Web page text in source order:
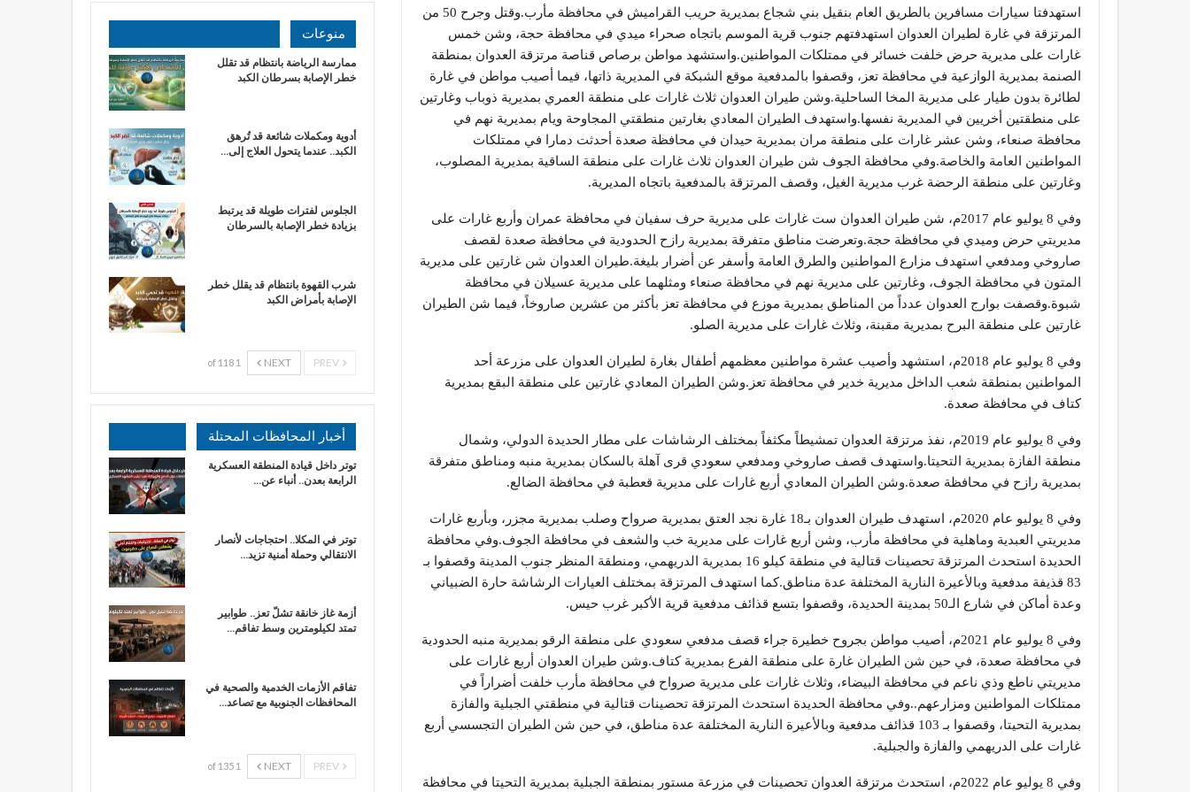
استهدفتا سيارات مسافرين بالطريق العام بنقيل بني شجاع بمديرية حريب القراميش في محافظة مأرب.وقتل وجرح 50 من
المرتزقة في غارة لطيران العدوان استهدفتهم جنوب قرية الموسم باتجاه صحراء ميدي في محافظة حجة، وشن خمس
غارات على مديرية حرض خلفت خسائر في ممتلكات المواطنين.واستشهد مواطن برصاص قناصة مرتزقة العدوان بمنطقة
الصنمة بمديرية الوازعية في محافظة تعز، وقصفوا بالمدفعية موقع الشبكة في المديرية ذاتها، فيما أصيب مواطن في غارة
لطائرة بدون طيار على مديرية المخا الساحلية.وشن طيران العدوان ثلاث غارات على منطقة العمري بمديرية ذوباب وغارتين
على منطقتين أخريين في المديرية نفسها.واستهدف الطيران المعادي بغارتين منطقتي المجاوحة ويام بمديرية نهم في
محافظة صنعاء، وشن عشر غارات على منطقة مران بمديرية حيدان في محافظة صعدة أحدثت دمارا في ممتلكات
المواطنين العامة والخاصة.وفي محافظة الجوف شن طيران العدوان ثلاث غارات على منطقة الساقية بمديرية المصلوب،
وغارتين على منطقة الرحضة غرب مديرية الغيل، وقصف المرتزقة بالمدفعية باتجاه المديرية.
وفي 8 يوليو عام 2017م، شن طيران العدوان ست غارات على مديرية حرف سفيان في محافظة عمران وأربع غارات على
مديريتي حرض وميدي في محافظة حجة.وتعرضت مناطق متفرقة بمديرية رازح الحدودية في محافظة صعدة لقصف
صاروخي ومدفعي استهدف مزارع المواطنين والطرق العامة وأسفر عن أضرار بليغة.طيران العدوان شن غارتين على مديرية
المتون في محافظة الجوف، وغارتين على مديرية نهم في محافظة صنعاء ومثلهما على مديرية عسيلان في محافظة
شبوة.وقصفت بوارج العدوان عدداً من المناطق بمديرية موزع في محافظة تعز بأكثر من عشرين صاروخاً، فيما شن الطيران
غارتين على منطقة البرح بمديرية مقبنة، وثلاث غارات على مديرية الصلو.
وفي 8 يوليو عام 2018م، استشهد وأصيب عشرة مواطنين معظمهم أطفال بغارة لطيران العدوان على مزرعة أحد
المواطنين بمنطقة شعب الداخل مديرية خدير في محافظة تعز.وشن الطيران المعادي غارتين على منطقة البقع بمديرية
كتاف في محافظة صعدة.
وفي 8 يوليو عام 2019م، نفذ مرتزقة العدوان تمشيطاً مكثفاً بمختلف الرشاشات على مطار الحديدة الدولي، وشمال
منطقة الفازة بمديرية التحيتا.واستهدف قصف صاروخي ومدفعي سعودي قرى آهلة بالسكان بمديرية منبه ومناطق متفرقة
بمديرية رازح في محافظة صعدة.وشن الطيران المعادي أربع غارات على مديرية قعطبة في محافظة الضالع.
وفي 8 يوليو عام 2020م، استهدف طيران العدوان بـ18 غارة نجد العتق بمديرية صرواح وصلب بمديرية مجزر، وبأربع غارات
مديريتي العبدية وماهلية في محافظة مأرب، وشن أربع غارات على مديرية خب والشعف في محافظة الجوف.وفي محافظة
الحديدة استحدث المرتزقة تحصينات قتالية في منطقة كيلو 16 بمديرية الدريهمي، ومنطقة المنظر جنوب المدينة وقصفوا بـ
83 قذيفة مدفعية وبالأعيرة النارية المختلفة عدة مناطق.كما استهدف المرتزقة بمختلف العيارات الرشاشة حارة الضبياني
وعدة أماكن في شارع الـ50 بمدينة الحديدة، وقصفوا بتسع قذائف مدفعية قرية الأكبر غرب حيس.
وفي 8 يوليو عام 2021م، أصيب مواطن بجروح خطيرة جراء قصف مدفعي سعودي على منطقة الرقو بمديرية منبه الحدودية
في محافظة صعدة، في حين شن الطيران غارة على منطقة الفرع بمديرية كتاف.وشن طيران العدوان أربع غارات على
مديريتي ناطع وذي ناعم في محافظة البيضاء، وثلاث غارات على مديرية صرواح في محافظة مأرب خلفت أضراراً في
ممتلكات المواطنين ومزارعهم..وفي محافظة الحديدة استحدث المرتزقة تحصينات قتالية في منطقتي الجبلية والفازة
بمديرية التحيتا، وقصفوا بـ 103 قذائف مدفعية وبالأعيرة النارية المختلفة عدة مناطق، في حين شن الطيران التجسسي أربع
غارات على الدريهمي والفازة والجبلية.
وفي 8 يوليو عام 2022م، استحدث مرتزقة العدوان تحصينات في مزرعة مستور بمنطقة الجبلية بمديرية التحيتا في محافظة
منوعات
ممارسة الرياضة بانتظام قد تقلل
خطر الإصابة بسرطان الكبد
أدوية ومكملات شائعة قد تُرهق
الكبد.. عندما يتحول العلاج إلى…
الجلوس لفترات طويلة قد يرتبط
بزيادة خطر الإصابة بالسرطان
شرب القهوة بانتظام قد يقلل خطر
الإصابة بأمراض الكبد
NEXT
1 of 118
أخبار المحافظات المحتلة
توتر داخل قيادة المنطقة العسكرية
الرابعة بعدن.. أنباء عن…
توتر في المكلا.. احتجاجات لأنصار
الانتقالي وحملة أمنية تزيد…
أزمة غاز خانقة تشلّ تعز.. طوابير
تمتد لكيلومترين وسط تفاقم…
تفاقم الأزمات الخدمية والصحية في
المحافظات الجنوبية مع تصاعد…
NEXT
1 of 135